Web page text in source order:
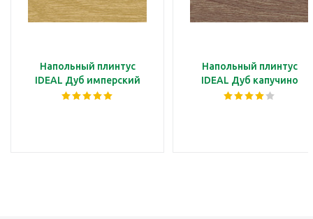
Напольный плинтус
IDEAL Дуб имперский
Напольный плинтус
IDEAL Дуб капучино